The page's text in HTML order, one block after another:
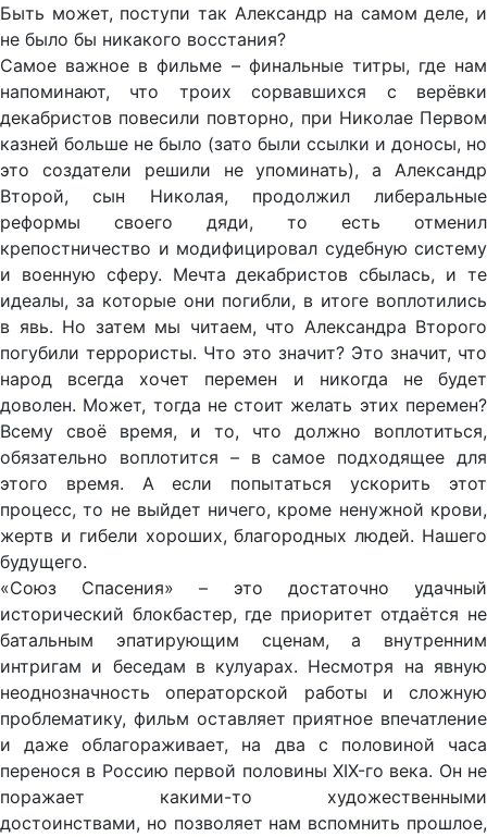
Быть может, поступи так Александр на самом деле, и
не было бы никакого восстания?
Самое важное в фильме – финальные титры, где нам
напоминают, что троих сорвавшихся с верёвки
декабристов повесили повторно, при Николае Первом
казней больше не было (зато были ссылки и доносы, но
это создатели решили не упоминать), а Александр
Второй, сын Николая, продолжил либеральные
реформы своего дяди, то есть отменил
крепостничество и модифицировал судебную систему
и военную сферу. Мечта декабристов сбылась, и те
идеалы, за которые они погибли, в итоге воплотились
в явь. Но затем мы читаем, что Александра Второго
погубили террористы. Что это значит? Это значит, что
народ всегда хочет перемен и никогда не будет
доволен. Может, тогда не стоит желать этих перемен?
Всему своё время, и то, что должно воплотиться,
обязательно воплотится – в самое подходящее для
этого время. А если попытаться ускорить этот
процесс, то не выйдет ничего, кроме ненужной крови,
жертв и гибели хороших, благородных людей. Нашего
будущего.
«Союз Спасения» – это достаточно удачный
исторический блокбастер, где приоритет отдаётся не
батальным эпатирующим сценам, а внутренним
интригам и беседам в кулуарах. Несмотря на явную
неоднозначность операторской работы и сложную
проблематику, фильм оставляет приятное впечатление
и даже облагораживает, на два с половиной часа
перенося в Россию первой половины XIX-го века. Он не
поражает какими-то художественными
достоинствами, но позволяет нам вспомнить прошлое,